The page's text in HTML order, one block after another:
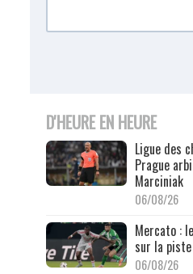
D'HEURE EN HEURE
Ligue des
Prague
Marciniak
06/08/26
Mercato :
sur la
06/08/26